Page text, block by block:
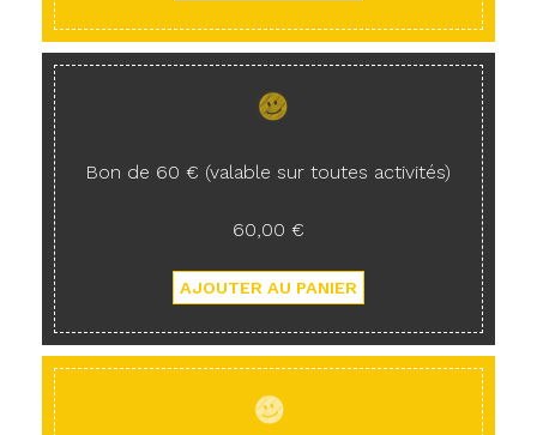
Bon de 60 € (valable sur toutes activités)
60,00 €